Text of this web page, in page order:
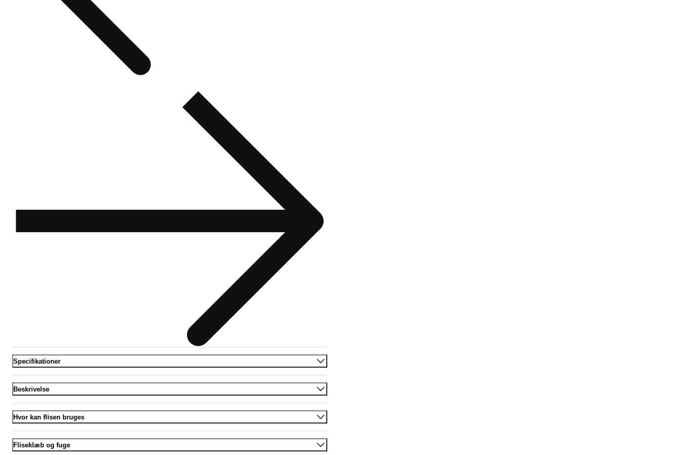
Specifikationer
Beskrivelse
Hvor kan flisen bruges
Fliseklæb og fuge